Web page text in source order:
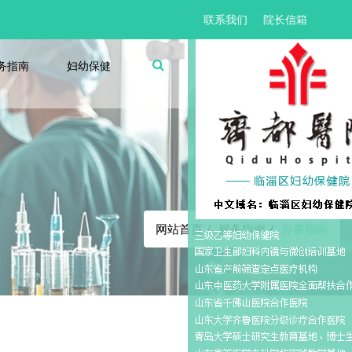
联系我们 院长信箱
指南 妇幼保健
办事指南
网站首页 服务指南 办事指南